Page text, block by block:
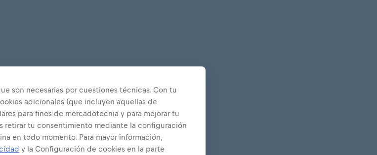
son necesarias por cuestiones técnicas. Con tu
adicionales (que incluyen aquellas de
para fines de mercadotecnia y para mejorar tu
retirar tu consentimiento mediante la configuración
en todo momento. Para mayor información,
y la Configuración de cookies en la parte